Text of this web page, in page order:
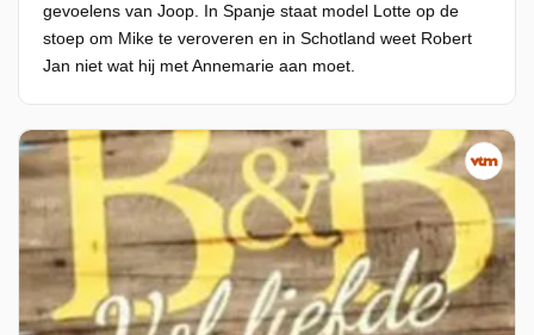
gevoelens van Joop. In Spanje staat model Lotte op de
stoep om Mike te veroveren en in Schotland weet Robert
Jan niet wat hij met Annemarie aan moet.